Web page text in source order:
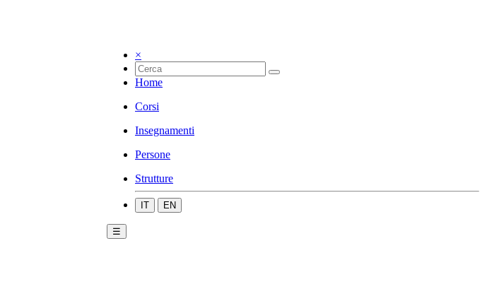
×
Home
Corsi
Insegnamenti
Persone
Strutture
IT EN
☰